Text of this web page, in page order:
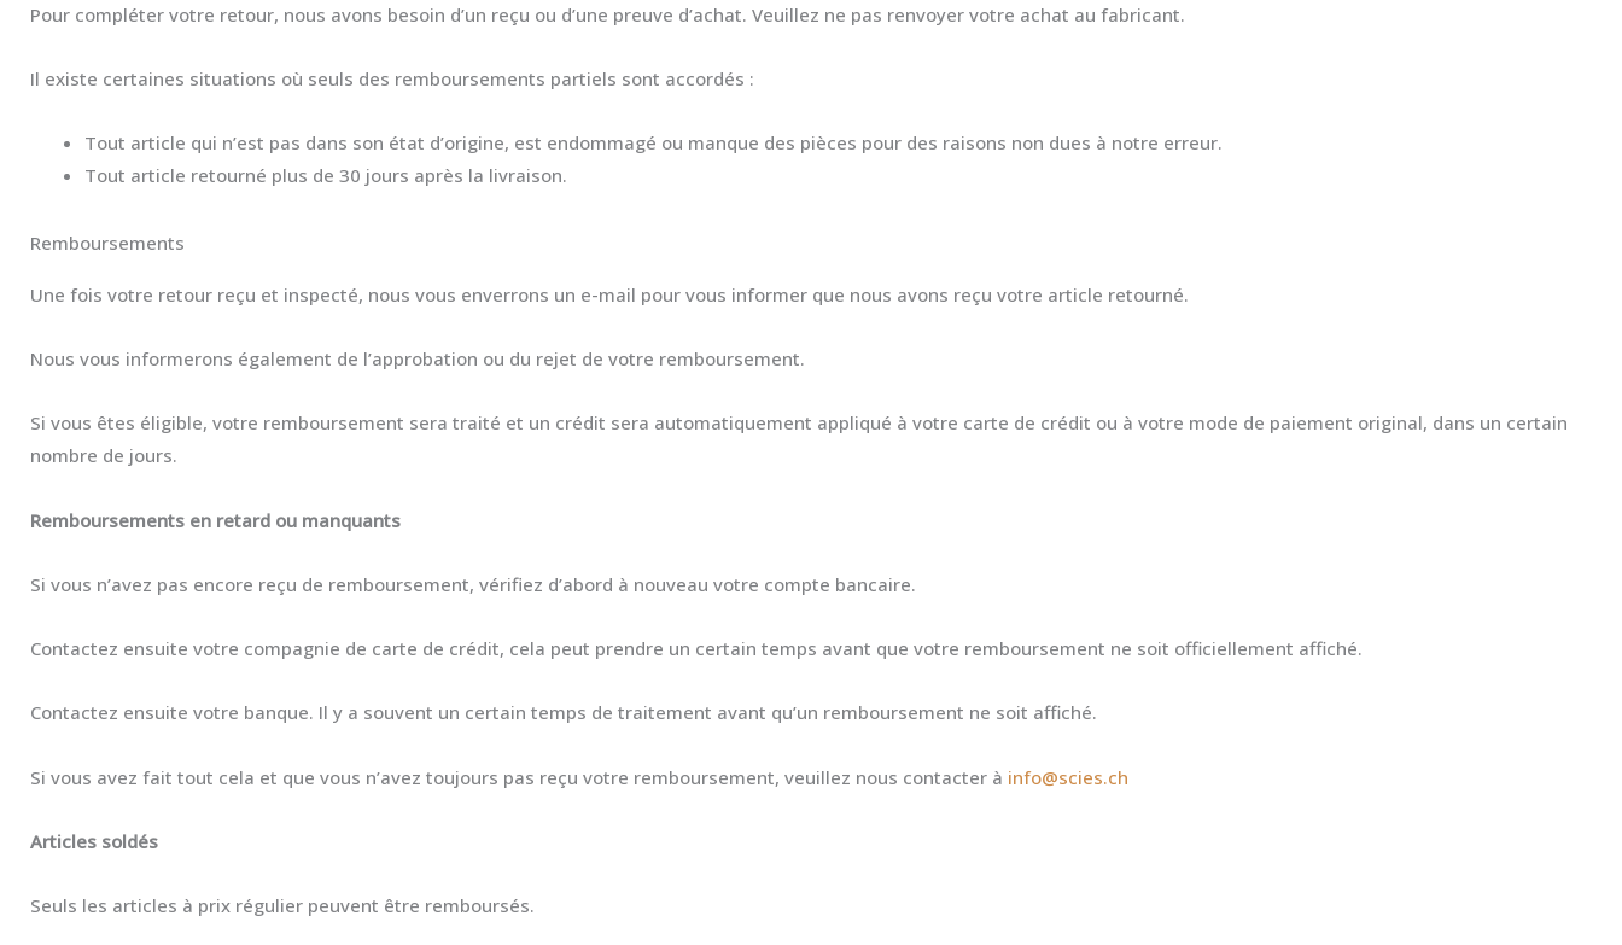
Pour compléter votre retour, nous avons besoin d’un reçu ou d’une preuve d’achat. Veuillez ne pas renvoyer votre achat au fabricant.
Il existe certaines situations où seuls des remboursements partiels sont accordés :
Tout article qui n’est pas dans son état d’origine, est endommagé ou manque des pièces pour des raisons non dues à notre erreur.
Tout article retourné plus de 30 jours après la livraison.
Remboursements
Une fois votre retour reçu et inspecté, nous vous enverrons un e-mail pour vous informer que nous avons reçu votre article retourné.
Nous vous informerons également de l’approbation ou du rejet de votre remboursement.
Si vous êtes éligible, votre remboursement sera traité et un crédit sera automatiquement appliqué à votre carte de crédit ou à votre mode de paiement original, dans un certain
nombre de jours.
Remboursements en retard ou manquants
Si vous n’avez pas encore reçu de remboursement, vérifiez d’abord à nouveau votre compte bancaire.
Contactez ensuite votre compagnie de carte de crédit, cela peut prendre un certain temps avant que votre remboursement ne soit officiellement affiché.
Contactez ensuite votre banque. Il y a souvent un certain temps de traitement avant qu’un remboursement ne soit affiché.
Si vous avez fait tout cela et que vous n’avez toujours pas reçu votre remboursement, veuillez nous contacter à info@scies.ch
Articles soldés
Seuls les articles à prix régulier peuvent être remboursés.